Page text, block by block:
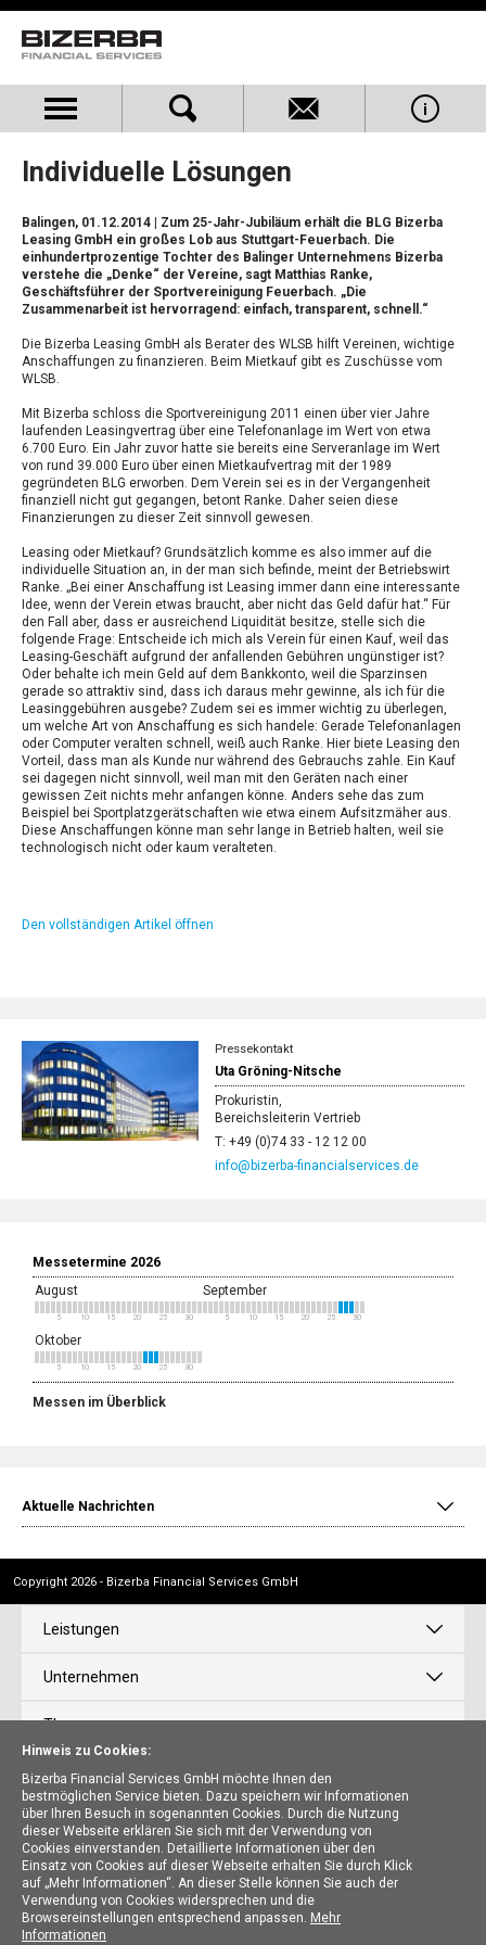
Individuelle Lösungen
Balingen, 01.12.2014 | Zum 25-Jahr-Jubiläum erhält die BLG Bizerba
Leasing GmbH ein großes Lob aus Stuttgart-Feuerbach. Die
einhundertprozentige Tochter des Balinger Unternehmens Bizerba
verstehe die „Denke“ der Vereine, sagt Matthias Ranke,
Geschäftsführer der Sportvereinigung Feuerbach. „Die
Zusammenarbeit ist hervorragend: einfach, transparent, schnell.“
Die Bizerba Leasing GmbH als Berater des WLSB hilft Vereinen, wichtige
Anschaffungen zu finanzieren. Beim Mietkauf gibt es Zuschüsse vom
WLSB.
Mit Bizerba schloss die Sportvereinigung 2011 einen über vier Jahre
laufenden Leasingvertrag über eine Telefonanlage im Wert von etwa
6.700 Euro. Ein Jahr zuvor hatte sie bereits eine Serveranlage im Wert
von rund 39.000 Euro über einen Mietkaufvertrag mit der 1989
gegründeten BLG erworben. Dem Verein sei es in der Vergangenheit
finanziell nicht gut gegangen, betont Ranke. Daher seien diese
Finanzierungen zu dieser Zeit sinnvoll gewesen.
Leasing oder Mietkauf? Grundsätzlich komme es also immer auf die
individuelle Situation an, in der man sich befinde, meint der Betriebswirt
Ranke. „Bei einer Anschaffung ist Leasing immer dann eine interessante
Idee, wenn der Verein etwas braucht, aber nicht das Geld dafür hat.“ Für
den Fall aber, dass er ausreichend Liquidität besitze, stelle sich die
folgende Frage: Entscheide ich mich als Verein für einen Kauf, weil das
Leasing-Geschäft aufgrund der anfallenden Gebühren ungünstiger ist?
Oder behalte ich mein Geld auf dem Bankkonto, weil die Sparzinsen
gerade so attraktiv sind, dass ich daraus mehr gewinne, als ich für die
Leasinggebühren ausgebe? Zudem sei es immer wichtig zu überlegen,
um welche Art von Anschaffung es sich handele: Gerade Telefonanlagen
oder Computer veralten schnell, weiß auch Ranke. Hier biete Leasing den
Vorteil, dass man als Kunde nur während des Gebrauchs zahle. Ein Kauf
sei dagegen nicht sinnvoll, weil man mit den Geräten nach einer
gewissen Zeit nichts mehr anfangen könne. Anders sehe das zum
Beispiel bei Sportplatzgerätschaften wie etwa einem Aufsitzmäher aus.
Diese Anschaffungen könne man sehr lange in Betrieb halten, weil sie
technologisch nicht oder kaum veralteten.
Den vollständigen Artikel öffnen
Pressekontakt
Uta Gröning-Nitsche
Prokuristin,
Bereichsleiterin Vertrieb
T: +49 (0)74 33 - 12 12 00
info@bizerba-financialservices.de
Messetermine 2026
August
5 10 15 20 25 30
September
5 10 15 20 25 30
Oktober
5 10 15 20 25 30
Messen im Überblick
Aktuelle Nachrichten
Copyright 2026 - Bizerba Financial Services GmbH
Leistungen
Unternehmen
Themen
News
Karriere
Bizerba Financial Services GmbH
Kontaktieren Sie uns
Hinweis zu Cookies:
Bizerba Financial Services GmbH möchte Ihnen den
bestmöglichen Service bieten. Dazu speichern wir Informationen
über Ihren Besuch in sogenannten Cookies. Durch die Nutzung
dieser Webseite erklären Sie sich mit der Verwendung von
Cookies einverstanden. Detaillierte Informationen über den
Einsatz von Cookies auf dieser Webseite erhalten Sie durch Klick
auf „Mehr Informationen“. An dieser Stelle können Sie auch der
Verwendung von Cookies widersprechen und die
Browsereinstellungen entsprechend anpassen. Mehr
Informationen